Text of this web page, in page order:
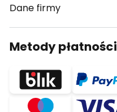
Dane firmy
Metody płatności